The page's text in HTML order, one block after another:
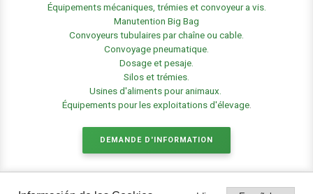
Équipements mécaniques, trémies et convoyeur a vis.
Manutention Big Bag
Convoyeurs tubulaires par chaîne ou cable.
Convoyage pneumatique.
Dosage et pesaje.
Silos et trémies.
Usines d'aliments pour animaux.
Équipements pour les exploitations d'élevage.
DEMANDE D'INFORMATION